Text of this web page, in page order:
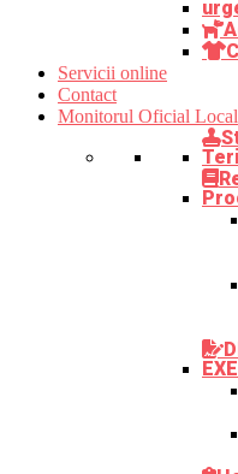
Servicii online
Contact
Monitorul Oficial Local